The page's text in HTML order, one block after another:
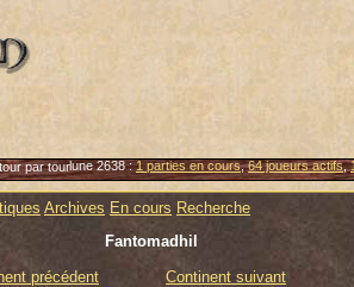
par tourlune 2638 :1 parties en cours,64 joueurs actifs,
Archives En cours Recherche
Fantomadhil
précédent
Continent suivant